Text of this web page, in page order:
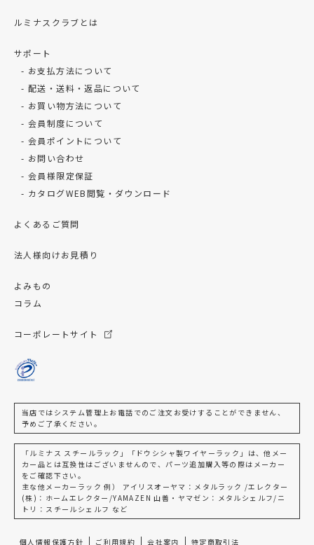
ルミナスクラブとは
サポート
お支払方法について
配送・送料・返品について
お買い物方法について
会員制度について
会員ポイントについて
お問い合わせ
会員様限定保証
カタログWEB閲覧・ダウンロード
よくあるご質問
法人様向けお見積り
よみもの
コラム
コーポレートサイト
当店ではシステム管理上お電話でのご注文お受けすることができません、
予めご了承ください。
「ルミナス スチールラック」「ドウシシャ製ワイヤーラック」は、他メー
カー品とは互換性はございませんので、パーツ追加購入等の際はメーカー
をご確認下さい。
主な他メーカーラック 例） アイリスオーヤマ：メタルラック /エレクター
(株)：ホームエレクター/YAMAZEN 山善・ヤマゼン：メタルシェルフ/ニ
トリ：スチールシェルフ など
個人情報保護方針 ご利用規約 会社案内 特定商取引法